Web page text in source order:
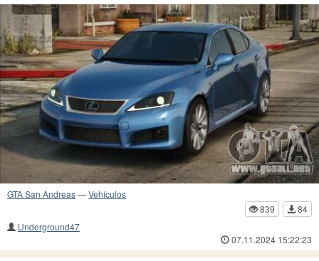
GTA San Andreas—Vehículos
839
84
Underground47
07.11.2024 15:22:23